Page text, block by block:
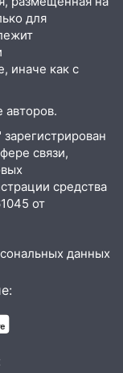
на
«Час
и
град
иномарку
рублей
для
иначе как с
авторов.
связи,
средства
от
данных